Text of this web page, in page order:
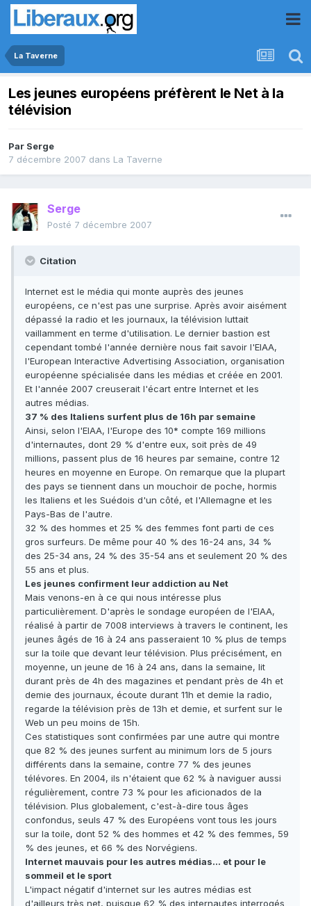
La Taverne
Les jeunes européens préfèrent le Net à la
télévision
Par Serge
7 décembre 2007 dans La Taverne
Serge
Posté 7 décembre 2007
Citation
Internet est le média qui monte auprès des jeunes
européens, ce n'est pas une surprise. Après avoir aisément
dépassé la radio et les journaux, la télévision luttait
vaillamment en terme d'utilisation. Le dernier bastion est
cependant tombé l'année dernière nous fait savoir l'EIAA,
l'European Interactive Advertising Association, organisation
européenne spécialisée dans les médias et créée en 2001.
Et l'année 2007 creuserait l'écart entre Internet et les
autres médias.
37 % des Italiens surfent plus de 16h par semaine
Ainsi, selon l'EIAA, l'Europe des 10* compte 169 millions
d'internautes, dont 29 % d'entre eux, soit près de 49
millions, passent plus de 16 heures par semaine, contre 12
heures en moyenne en Europe. On remarque que la plupart
des pays se tiennent dans un mouchoir de poche, hormis
les Italiens et les Suédois d'un côté, et l'Allemagne et les
Pays-Bas de l'autre.
32 % des hommes et 25 % des femmes font parti de ces
gros surfeurs. De même pour 40 % des 16-24 ans, 34 %
des 25-34 ans, 24 % des 35-54 ans et seulement 20 % des
55 ans et plus.
Les jeunes confirment leur addiction au Net
Mais venons-en à ce qui nous intéresse plus
particulièrement. D'après le sondage européen de l'EIAA,
réalisé à partir de 7008 interviews à travers le continent, les
jeunes âgés de 16 à 24 ans passeraient 10 % plus de temps
sur la toile que devant leur télévision. Plus précisément, en
moyenne, un jeune de 16 à 24 ans, dans la semaine, lit
durant près de 4h des magazines et pendant près de 4h et
demie des journaux, écoute durant 11h et demie la radio,
regarde la télévision près de 13h et demie, et surfent sur le
Web un peu moins de 15h.
Ces statistiques sont confirmées par une autre qui montre
que 82 % des jeunes surfent au minimum lors de 5 jours
différents dans la semaine, contre 77 % des jeunes
télévores. En 2004, ils n'étaient que 62 % à naviguer aussi
régulièrement, contre 73 % pour les aficionados de la
télévision. Plus globalement, c'est-à-dire tous âges
confondus, seuls 47 % des Européens vont tous les jours
sur la toile, dont 52 % des hommes et 42 % des femmes, 59
% des jeunes, et 66 % des Norvégiens.
Internet mauvais pour les autres médias… et pour le
sommeil et le sport
L'impact négatif d'internet sur les autres médias est
d'ailleurs très net, puisque 62 % des internautes interrogés